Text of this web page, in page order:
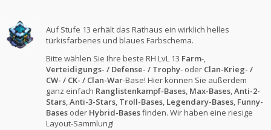
Auf Stufe 13 erhält das Rathaus ein wirklich helles
türkisfarbenes und blaues Farbschema.
Bitte wählen Sie Ihre beste RH LvL 13 Farm-,
Verteidigungs- / Defense- / Trophy- oder Clan-Krieg- /
CW- / CK- / Clan-War-Base! Hier können Sie außerdem
ganz einfach Ranglistenkampf-Bases, Max-Bases,Anti-2-
Stars,Anti-3-Stars, Troll-Bases, Legendary-Bases, Funny-
Bases oder Hybrid-Basesfinden. Wir haben eine riesige
Layout-Sammlung!